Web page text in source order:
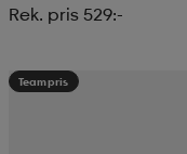
Rek. pris 529:-
Teampris